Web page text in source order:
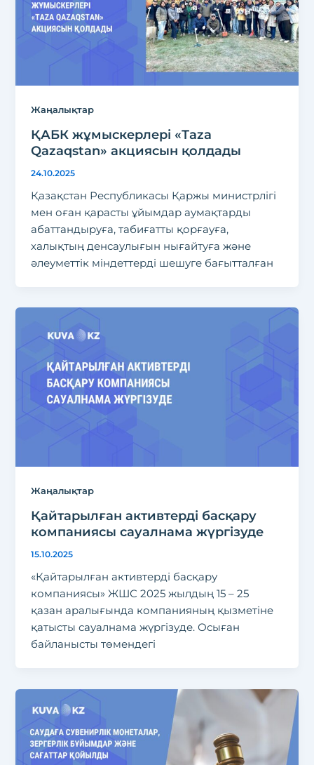
Жаңалықтар
ҚАБК жұмыскерлері «Тaza
Qazaqstan» акциясын қолдады
24.10.2025
Қазақстан Республикасы Қаржы министрлігі
мен оған қарасты ұйымдар аумақтарды
абаттандыруға, табиғатты қорғауға,
халықтың денсаулығын нығайтуға және
әлеуметтік міндеттерді шешуге бағытталған
Жаңалықтар
Қайтарылған активтерді басқару
компаниясы сауалнама жүргізуде
15.10.2025
«Қайтарылған активтерді басқару
компаниясы» ЖШС 2025 жылдың 15 – 25
қазан аралығында компанияның қызметіне
қатысты сауалнама жүргізуде. Осыған
байланысты төмендегі